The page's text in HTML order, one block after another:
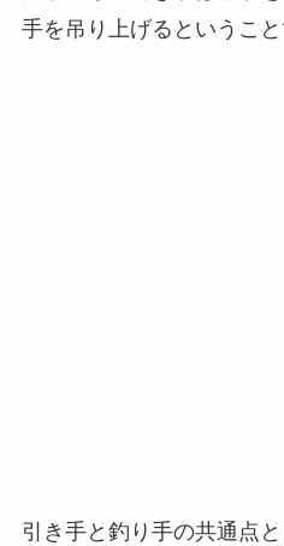
手を吊り上げるということ
引き手と釣り手の共通点